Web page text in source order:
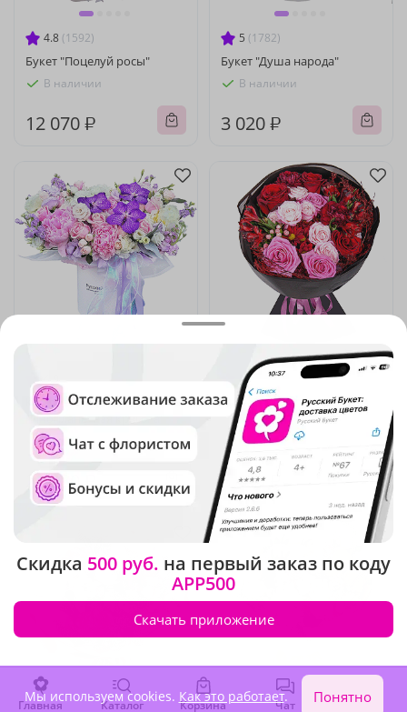
4.8 (1592)
Букет "Поцелуй росы"
В наличии
12 070 ₽
5 (1782)
Букет "Душа народа"
В наличии
3 020 ₽
Композиция
"Инопланетная красота"
В наличии
22 580 ₽
5(133)
Букет "Аромат ночи"
В наличии
6 460 ₽
Главная Каталог Корзина Чат Войти
Скидка 500 руб. на первый заказ по коду
APP500
Скачать приложение
Мы используем cookies. Как это работает. Понятно